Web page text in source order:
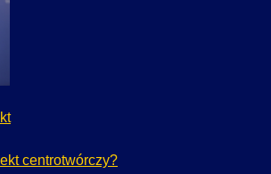
centrotwórczy?